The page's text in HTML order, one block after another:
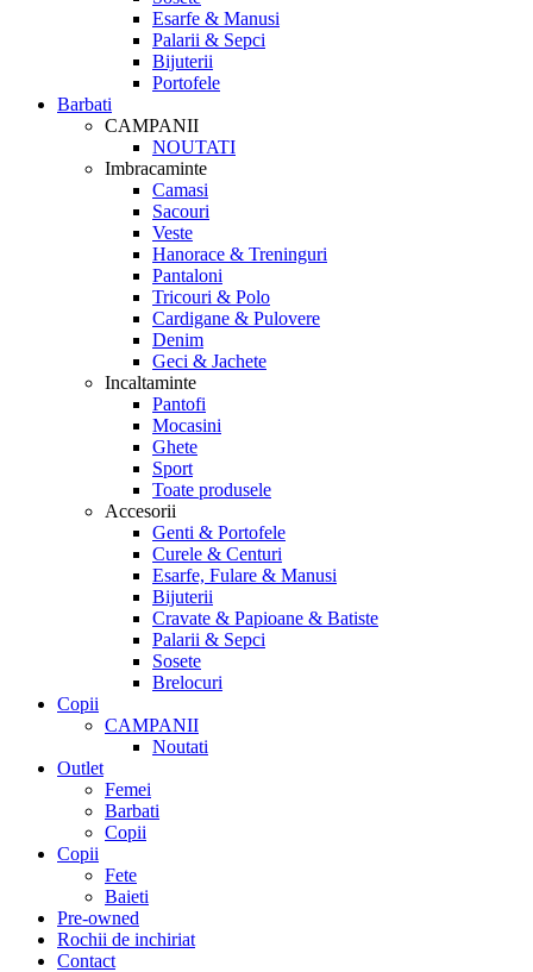
Esarfe & Manusi
Palarii & Sepci
Bijuterii
Portofele
Barbati
CAMPANII
NOUTATI
Imbracaminte
Camasi
Sacouri
Veste
Hanorace & Treninguri
Pantaloni
Tricouri & Polo
Cardigane & Pulovere
Denim
Geci & Jachete
Incaltaminte
Pantofi
Mocasini
Ghete
Sport
Toate produsele
Accesorii
Genti & Portofele
Curele & Centuri
Esarfe, Fulare & Manusi
Bijuterii
Cravate & Papioane & Batiste
Palarii & Sepci
Sosete
Brelocuri
Copii
CAMPANII
Noutati
Outlet
Femei
Barbati
Copii
Copii
Fete
Baieti
Pre-owned
Rochii de inchiriat
Contact